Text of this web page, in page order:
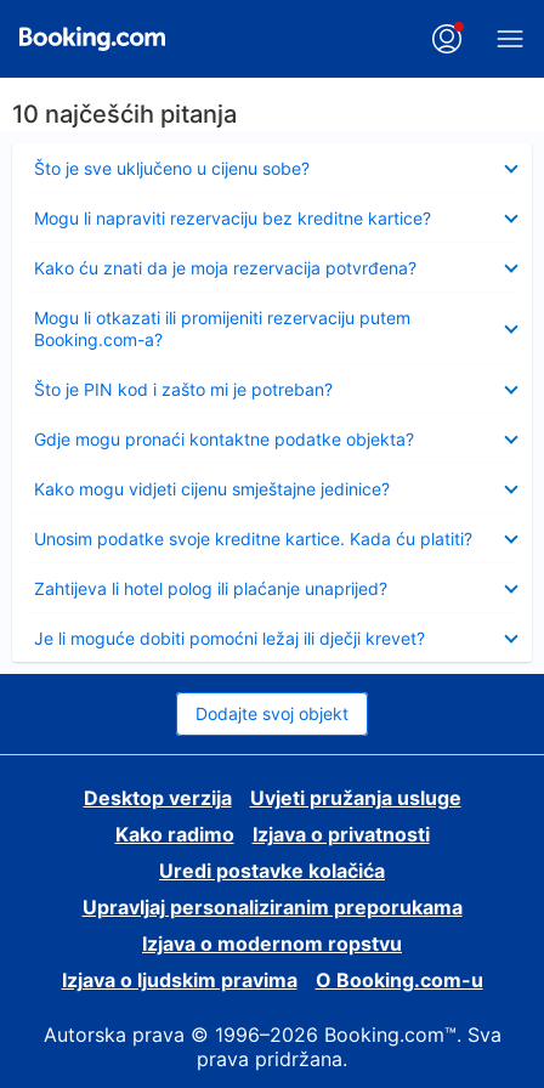
10 najčešćih pitanja
Što je sve uključeno u cijenu sobe?
Sažeto
Mogu li napraviti rezervaciju bez kreditne kartice?
Kako ću znati da je moja rezervacija potvrđena?
Mogu li otkazati ili promijeniti rezervaciju putem
Booking.com-a?
Što je PIN kod i zašto mi je potreban?
Sažeto
Gdje mogu pronaći kontaktne podatke objekta?
Kako mogu vidjeti cijenu smještajne jedinice?
Unosim podatke svoje kreditne kartice. Kada ću platiti?
Zahtijeva li hotel polog ili plaćanje unaprijed?
Je li moguće dobiti pomoćni ležaj ili dječji krevet?
Dodajte svoj objekt
Desktop verzija
Uvjeti pružanja usluge
Kako radimo
Izjava o privatnosti
Uredi postavke kolačića
Upravljaj personaliziranim preporukama
Izjava o modernom ropstvu
Izjava o ljudskim pravima
O Booking.com-u
Autorska prava © 1996–2026 Booking.com™. Sva
prava pridržana.